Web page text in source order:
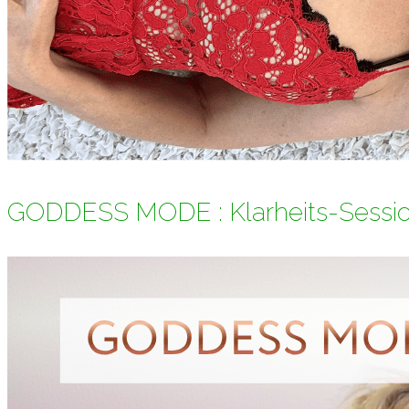
GODDESS MODE : Klarheits-